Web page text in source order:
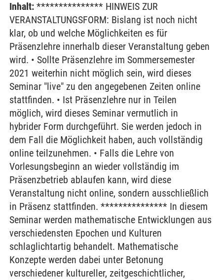
Inhalt: *************** HINWEIS ZUR
VERANSTALTUNGSFORM: Bislang ist noch nicht
klar, ob und welche Möglichkeiten es für
Präsenzlehre innerhalb dieser Veranstaltung geben
wird. • Sollte Präsenzlehre im Sommersemester
2021 weiterhin nicht möglich sein, wird dieses
Seminar "live" zu den angegebenen Zeiten online
stattfinden. • Ist Präsenzlehre nur in Teilen
möglich, wird dieses Seminar vermutlich in
hybrider Form durchgeführt. Sie werden jedoch in
dem Fall die Möglichkeit haben, auch vollständig
online teilzunehmen. • Falls die Lehre von
Vorlesungsbeginn an wieder vollständig im
Präsenzbetrieb ablaufen kann, wird diese
Veranstaltung nicht online, sondern ausschließlich
in Präsenz stattfinden. *************** In diesem
Seminar werden mathematische Entwicklungen aus
verschiedensten Epochen und Kulturen
schlaglichtartig behandelt. Mathematische
Konzepte werden dabei unter Betonung
verschiedener kultureller, zeitgeschichtlicher,